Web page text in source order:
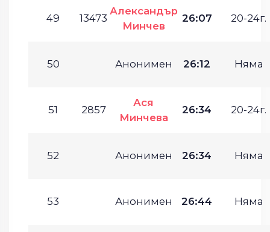
49 13473
Александър
Минчев
26:07 20-24г.
50 Анонимен 26:12 Няма
51 2857
Ася
Минчева
26:34 20-24г.
52 Анонимен 26:34 Няма
53 Анонимен 26:44 Няма